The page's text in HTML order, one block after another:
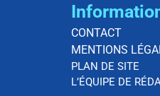
CONTACT
MENTIONS
PLAN DE SITE
L’ÉQUIPE DE